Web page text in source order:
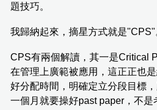
題技巧。
我歸納起來，摘星方式就是"CPS"
CPS有兩個解讀，其一是Critical
在管理上廣範被應用，這正正也
好分配時間，明確定立分段目標
一個月就要操好past paper，不是